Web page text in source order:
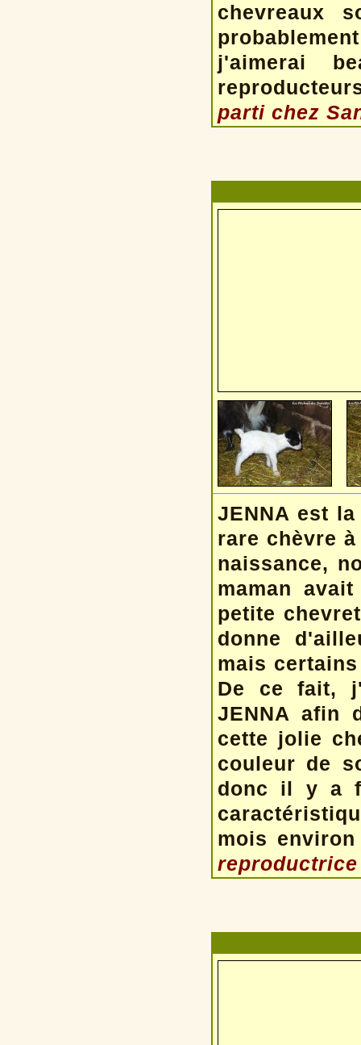
chevreaux
j'aimerai
parti chez
JENNA est
rare chèvre
naissance,
maman
petite
donne
mais
De ce fait,
JENNA afin
cette jolie
couleur de
donc il y a
mois